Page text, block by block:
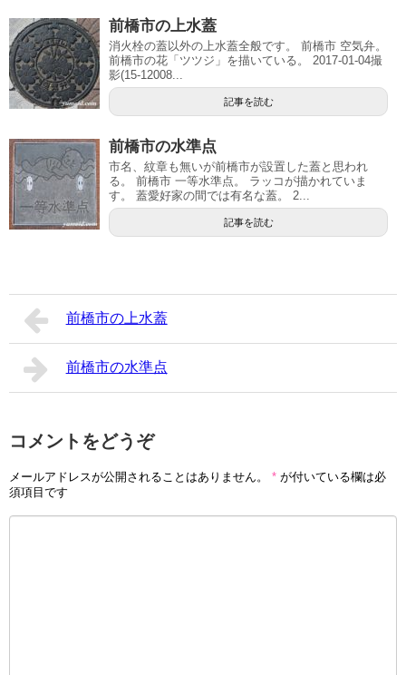
前橋市の上水蓋
消火栓の蓋以外の上水蓋全般です。 前橋市 空気弁。
前橋市の花「ツツジ」を描いている。 2017-01-04撮
影(15-12008...
記事を読む
前橋市の水準点
市名、紋章も無いが前橋市が設置した蓋と思われ
る。 前橋市 一等水準点。 ラッコが描かれていま
す。 蓋愛好家の間では有名な蓋。 2...
記事を読む
前橋市の上水蓋
前橋市の水準点
コメントをどうぞ
メールアドレスが公開されることはありません。 * が付いている欄は必
須項目です